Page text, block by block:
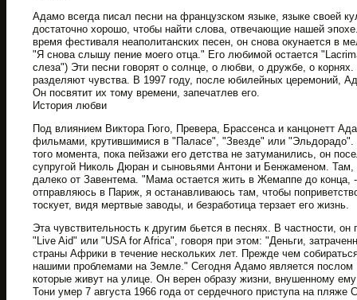
Адамо всегда писал песни на французском языке, языке своей
достаточно хорошо, чтобы найти слова, отвечающие нашей
время фестиваля неаполитанских песен, он снова окунается в
"Я снова слышу пение моего отца." Его любимой остается
слеза") Эти песни говорят о солнце, о любви, о дружбе, о
разделяют чувства. В 1997 году, после юбилейных церемоний,
Он посвятит их тому времени, запечатлев его.
История любви
Под влиянием Виктора Гюго, Превера, Брассенса и канцонетт
фильмами, крутившимися в "Паласе", "Звезде" или
того момента, пока пейзажи его детства не затуманились, он
супругой Николь Дюран и сыновьями Антони и Бенжаменом. Там,
далеко от Завентема. "Мама остается жить в Жемаппе до конца,
отправляюсь в Париж, я останавливаюсь там, чтобы
тоскует, видя мертвые заводы, и безработица терзает его жизнь.
Эта чувствительность к другим бьется в песнях. В частности, он
"Live Aid" или "USA for Africa", говоря при этом: "Деньги,
страны Африки в течение нескольких лет. Прежде чем
нашими проблемами на Земле." Сегодня Адамо является
которые живут на улице. Он верен образу жизни, внушенному
Тони умер 7 августа 1966 года от сердечного приступа на